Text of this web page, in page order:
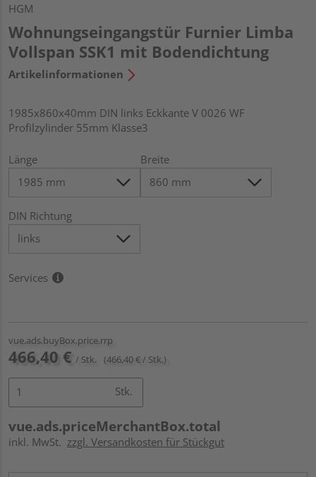
HGM
Wohnungseingangstür Furnier Limba
Vollspan SSK1 mit Bodendichtung
Artikelinformationen
1985x860x40mm DIN links Eckkante V 0026 WF
Profilzylinder 55mm Klasse3
Länge Breite
DIN Richtung
Services
vue.ads.buyBox.price.rrp
466,40 € / Stk. (466,40 € / Stk.)
Stk.
vue.ads.priceMerchantBox.total
inkl. MwSt. zzgl. Versandkosten für Stückgut